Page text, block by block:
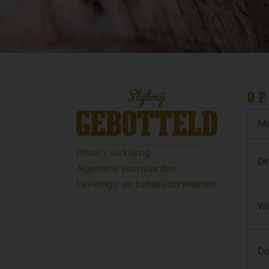
Privacy verklaring
Algemene voorwaarden
Leverings- en betaalvoorwaarden